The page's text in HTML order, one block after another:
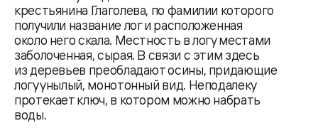
крестьянина Глаголева, по фамилии которого
получили название лог и расположенная
около него скала. Местность в логу местами
заболоченная, сырая. В связи с этим здесь
из деревьев преобладают осины, придающие
логу унылый, монотонный вид. Неподалеку
протекает ключ, в котором можно набрать
воды.